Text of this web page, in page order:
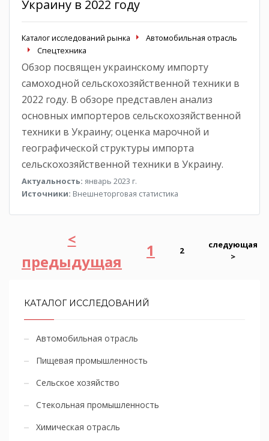
Украину в 2022 году
Каталог исследований рынка
Автомобильная отрасль
Спецтехника
Обзор посвящен украинскому импорту
самоходной сельскохозяйственной техники в
2022 году. В обзоре представлен анализ
основных импортеров сельскохозяйственной
техники в Украину; оценка марочной и
географической структуры импорта
сельскохозяйственной техники в Украину.
Актуальность: январь 2023 г.
Источники: Внешнеторговая статистика
<
предыдущая
1 2
следующая
>
КАТАЛОГ ИССЛЕДОВАНИЙ
Автомобильная отрасль
Пищевая промышленность
Сельское хозяйство
Стекольная промышленность
Химическая отрасль